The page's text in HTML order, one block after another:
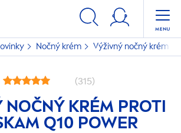
Nočný krém Výživný nočný krém
(315)
KRÉM PROTI
Q10 POWER